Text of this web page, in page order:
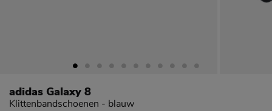
adidas Galaxy 8
Klittenbandschoenen - blauw